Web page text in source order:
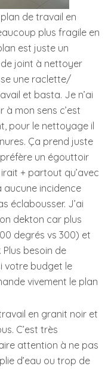
de travail en
plus fragile en
est juste un
joint à nettoyer
une raclette/
et basta. Je n’ai
à mon sens c’est
pour le nettoyage il
Ça prend juste
un égouttoir
+ partout qu’avec
aucune incidence
éclabousser. J’ai
dekton car plus
degrés vs 300) et
Plus besoin de
votre budget le
vivement le plan
en granit noir et
C’est très
attention à ne pas
d’eau ou trop de